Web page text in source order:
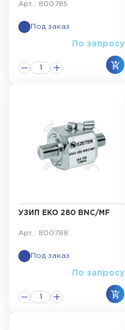
Арт.: 800785
Под заказ
По запросу
УЗИП EKO 280 BNC/MF
Арт.: 800788
Под заказ
По запросу